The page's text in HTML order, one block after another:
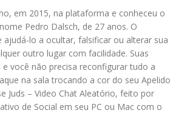
em 2015, na plataforma e conheceu o
Pedro Dalsch, de 27 anos. O
ajudá-lo a ocultar, falsificar ou alterar sua
outro lugar com facilidade. Suas
você não precisa reconfigurar tudo a
na sala trocando a cor do seu Apelido
Juds – Video Chat Aleatório, feito por
de Social em seu PC ou Mac com o